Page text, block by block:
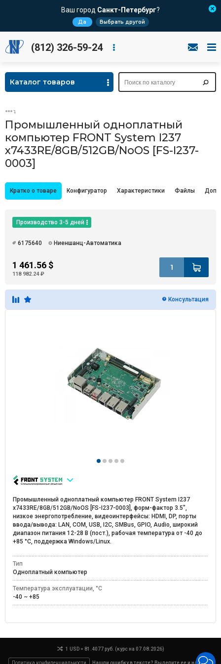
Ваш город Санкт-Петербург?
Да Выбрать другой
(812) 326-59-24
Каталог товаров
Промышленный одноплатный
компьютер FRONT System I237
x7433RE/8GB/512GB/NoOS [FS-I237-
0003]
Кратко о товаре Конфигуратор Характеристики Файлы
Производство 3-5 дней
6175640 Ниеншанц-Автоматика
1 461.56 $
118 982.24 ₽
Консультация
Промышленный одноплатный компьютер FRONT System I237
x7433RE/8GB/512GB/NoOS [FS-I237-0003], форм-фактор 3.5",
низкое энергопотребление, видеоинтерфейсы: HDMI, DP, порты
ввода/вывода: LAN, COM, USB, I2C, SMBus, GPIO, Audio, широкий
диапазон питания 12-28 В (пост.), рабочая температура от -40 до
+85 °C, поддержка Windows/Linux.
Тип
Одноплатный компьютер
Температура эксплуатации, °C
-40 ~ +85
1 USD = 81.4077 руб. (курс на 07.08.2026)
Политика конфиденциальности Нашли ошибку в тексте? Выделите ее и нажмите